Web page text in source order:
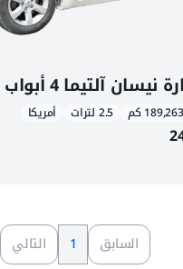
189,263 كم 2.5 لترات أمريكا
السابق 1 التالي